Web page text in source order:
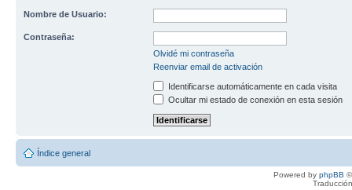
Nombre de Usuario:
Contraseña:
Olvidé mi contraseña
Reenviar email de activación
Identificarse automáticamente en cada visita
Ocultar mi estado de conexión en esta sesión
Índice general
Powered by phpBB